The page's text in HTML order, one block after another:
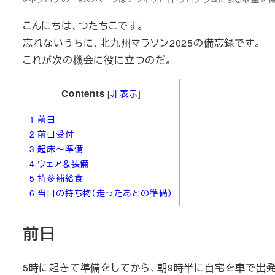
こんにちは、つたちこです。
忘れないうちに、北九州マラソン2025の備忘録です。
これが次の機会に役に立つのだ。
Contents [非表示]
1 前日
2 前日受付
3 起床〜準備
4 ウェア＆装備
5 持参補給食
6 当日の持ち物（走ったあとの準備）
前日
5時に起きて準備をしてから、朝9時半に自宅を車で出